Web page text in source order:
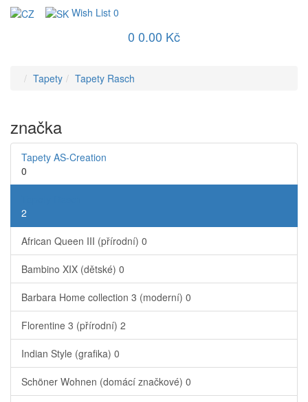
Wish List 0
0 0.00 Kč
Tapety Tapety Rasch
značka
Tapety AS-Creation
0
2
African Queen III (přírodní) 0
Bambino XIX (dětské) 0
Barbara Home collection 3 (moderní) 0
Florentine 3 (přírodní) 2
Indian Style (grafika) 0
Schöner Wohnen (domácí značkové) 0